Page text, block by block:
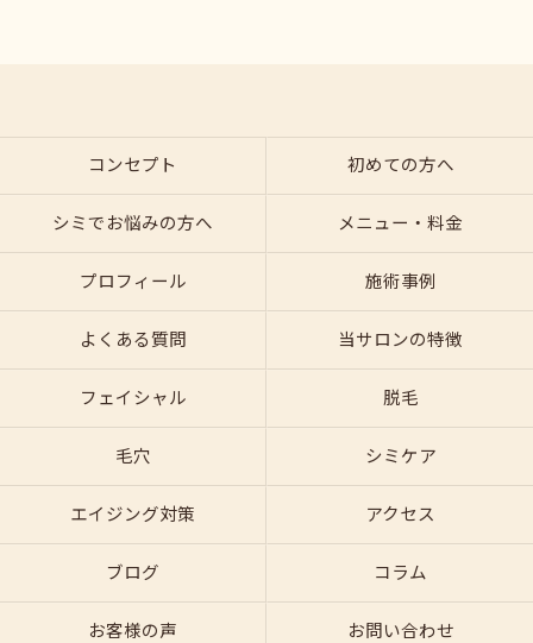
コンセプト 初めての方へ
シミでお悩みの方へ メニュー・料金
プロフィール 施術事例
よくある質問 当サロンの特徴
フェイシャル 脱毛
毛穴 シミケア
エイジング対策 アクセス
ブログ コラム
お客様の声 お問い合わせ